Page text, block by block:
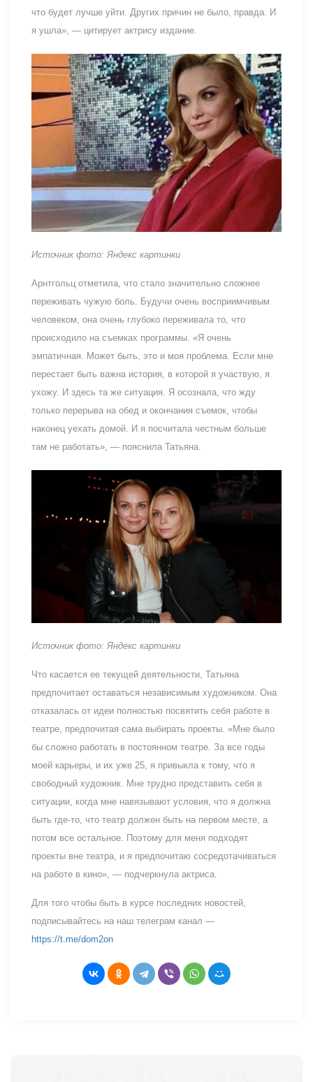
что будет лучше уйти. Других причин не было, правда. И
я ушла», — цитирует актрису издание.
Источник фото: Яндекс картинки
Арнтгольц отметила, что стало значительно сложнее
переживать чужую боль. Будучи очень восприимчивым
человеком, она очень глубоко переживала то, что
происходило на съемках программы. «Я очень
эмпатичная. Может быть, это и моя проблема. Если мне
перестает быть важна история, в которой я участвую, я
ухожу. И здесь та же ситуация. Я осознала, что жду
только перерыва на обед и окончания съемок, чтобы
наконец уехать домой. И я посчитала честным больше
там не работать», — пояснила Татьяна.
Источник фото: Яндекс картинки
Что касается ее текущей деятельности, Татьяна
предпочитает оставаться независимым художником. Она
отказалась от идеи полностью посвятить себя работе в
театре, предпочитая сама выбирать проекты. «Мне было
бы сложно работать в постоянном театре. За все годы
моей карьеры, и их уже 25, я привыкла к тому, что я
свободный художник. Мне трудно представить себя в
ситуации, когда мне навязывают условия, что я должна
быть где-то, что театр должен быть на первом месте, а
потом все остальное. Поэтому для меня подходят
проекты вне театра, и я предпочитаю сосредотачиваться
на работе в кино», — подчеркнула актриса.
Для того чтобы быть в курсе последних новостей,
подписывайтесь на наш телеграм канал —
https://t.me/dom2on